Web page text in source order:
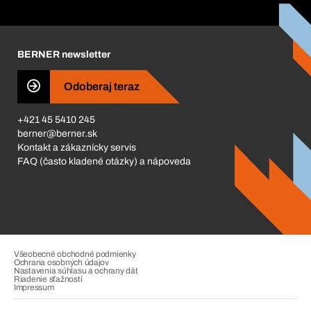
Business Conduct
BERNER newsletter
Odoberaj teraz
+421 45 5410 245
berner@berner.sk
Kontakt a zákaznícky servis
FAQ (často kladené otázky) a nápoveda
Všeobecné obchodné podmienky
Ochrana osobných údajov
Nastavenia súhlasu a ochrany dát
Riadenie sťažností
Impressum